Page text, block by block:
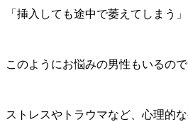
「挿入しても途中で萎えてしまう」
このようにお悩みの男性もいるの
ストレスやトラウマなど、心理的